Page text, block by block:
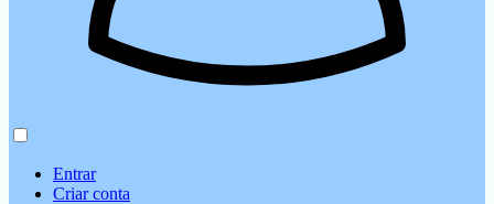
Entrar
Criar conta